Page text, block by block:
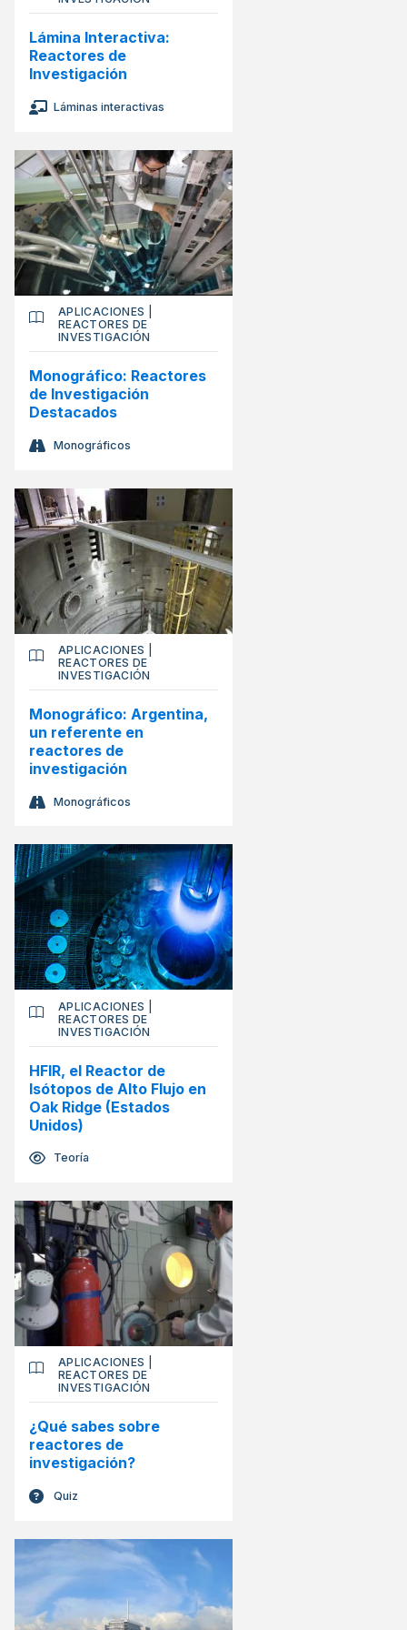
Lámina Interactiva:
Reactores de
Investigación
Láminas interactivas
APLICACIONES
REACTORES DE
INVESTIGACIÓN
Monográfico: Reactores
de Investigación
Destacados
Monográficos
APLICACIONES
REACTORES DE
INVESTIGACIÓN
Monográfico: Argentina,
un referente en
reactores de
investigación
Monográficos
APLICACIONES
REACTORES DE
INVESTIGACIÓN
HFIR, el Reactor de
Isótopos de Alto Flujo en
Oak Ridge (Estados
Unidos)
Teoría
APLICACIONES
REACTORES DE
INVESTIGACIÓN
¿Qué sabes sobre
reactores de
investigación?
Quiz